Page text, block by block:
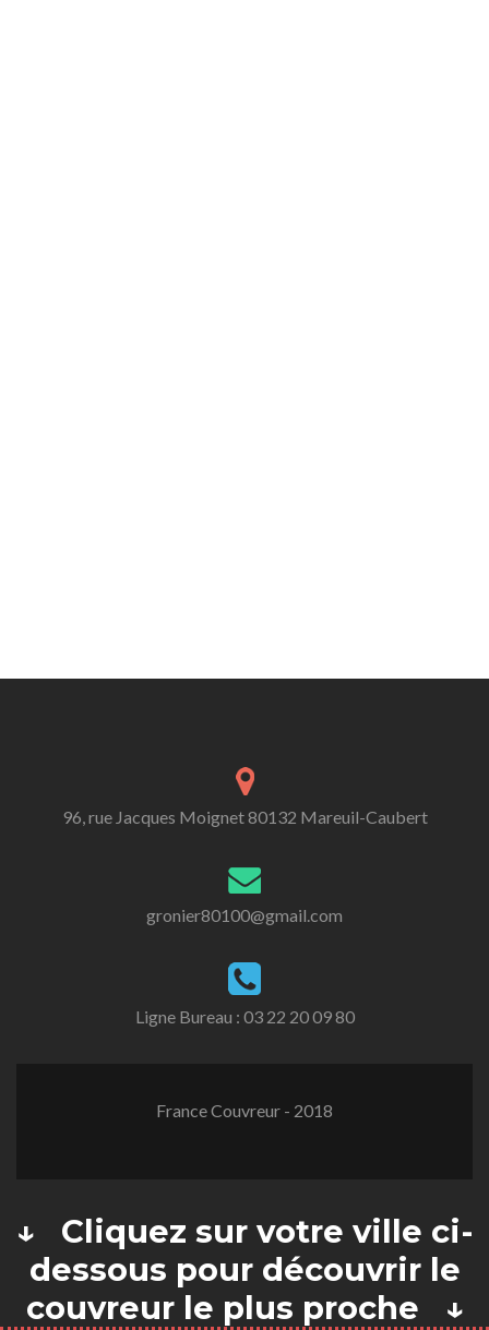
96, rue Jacques Moignet 80132 Mareuil-Caubert
gronier80100@gmail.com
Ligne Bureau : 03 22 20 09 80
France Couvreur - 2018
↓ Cliquez sur votre ville ci-
dessous pour découvrir le
couvreur le plus proche ↓